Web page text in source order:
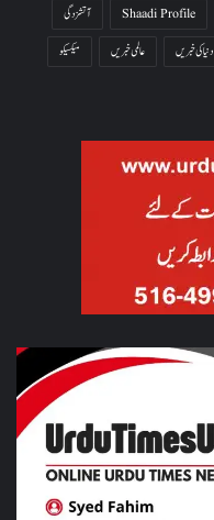
Shaadi Profile
آتشزدگی
دنیا کی خبریں عالمی خبریں
میکسیکو